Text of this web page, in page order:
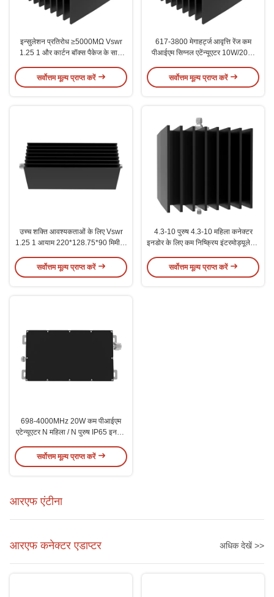
इन्सुलेशन प्रतिरोध ≥5000MΩ Vswr
1.25 1 और कार्टन बॉक्स पैकेज के साथ
सर्वोत्तम मूल्य प्राप्त करें
617-3800 मेगाहर्ट्ज आवृत्ति रेंज कम
पीआईएम सिग्नल एटेंन्यूएटर 10W/20W
सर्वोत्तम मूल्य प्राप्त करें
उच्च शक्ति आवश्यकताओं के लिए Vswr
1.25 1 आयाम 220*128.75*90 मिमी के
सर्वोत्तम मूल्य प्राप्त करें
4.3-10 पुरुष 4.3-10 महिला कनेक्टर
इनडोर के लिए कम निष्क्रिय इंटरमोड्यूलेशन
सर्वोत्तम मूल्य प्राप्त करें
698-4000MHz 20W कम पीआईएम
एटेन्यूएटर N महिला / N पुरुष IP65 इनडोर
सर्वोत्तम मूल्य प्राप्त करें
आरएफ एंटीना
आरएफ कनेक्टर एडाप्टर अधिक देखें >>